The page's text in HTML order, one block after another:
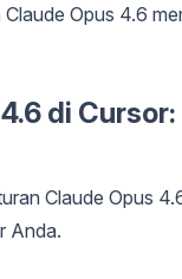
Opus 4.6
di
Claude Opus
Anda.